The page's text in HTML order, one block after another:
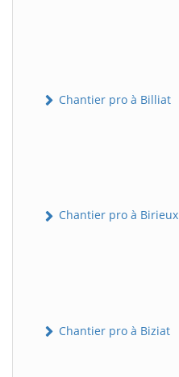
Chantier pro à Billiat
Chantier pro à Birieux
Chantier pro à Biziat